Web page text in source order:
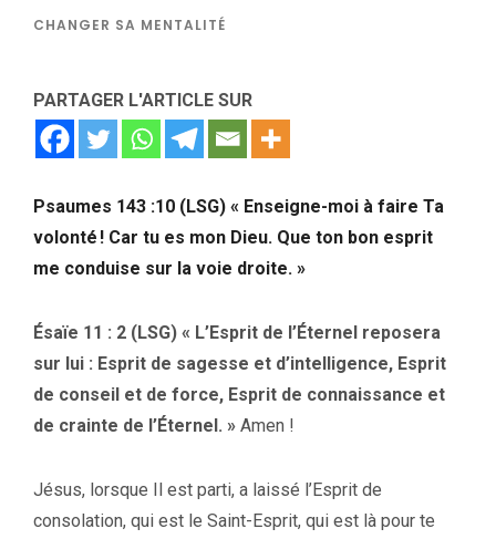
CHANGER SA MENTALITÉ
PARTAGER L'ARTICLE SUR
Psaumes 143 :10 (LSG) « Enseigne-moi à faire Ta
volonté ! Car tu es mon Dieu. Que ton bon esprit
me conduise sur la voie droite. »
Ésaïe 11 : 2 (LSG) « L’Esprit de l’Éternel reposera
sur lui : Esprit de sagesse et d’intelligence, Esprit
de conseil et de force, Esprit de connaissance et
de crainte de l’Éternel. » Amen !
Jésus, lorsque Il est parti, a laissé l’Esprit de
consolation, qui est le Saint-Esprit, qui est là pour te